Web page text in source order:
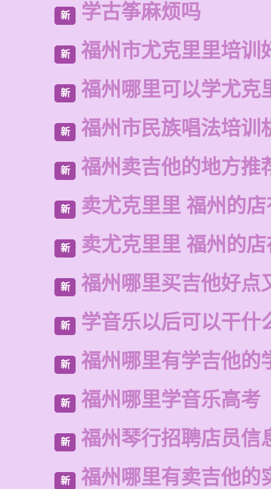
新 学古筝麻烦吗
新 福州市尤克里里培训
新 福州哪里可以学尤克
新 福州市民族唱法培训
新 福州卖吉他的地方推
新 卖尤克里里 福州的
新 卖尤克里里 福州的
新 福州哪里买吉他好点
新 学音乐以后可以干什
新 福州哪里有学吉他的
新 福州哪里学音乐高考
新 福州琴行招聘店员信
新 福州哪里有卖吉他的